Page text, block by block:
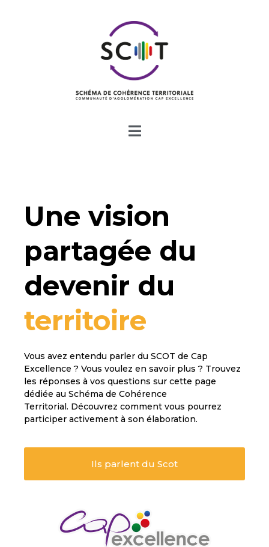
Une vision
partagée du
devenir du
territoire
Vous avez entendu parler du SCOT de Cap
Excellence ? Vous voulez en savoir plus ? Trouvez
les réponses à vos questions sur cette page
dédiée au Schéma de Cohérence
Territorial. Découvrez comment vous pourrez
participer activement à son élaboration.
Ils parlent du Scot